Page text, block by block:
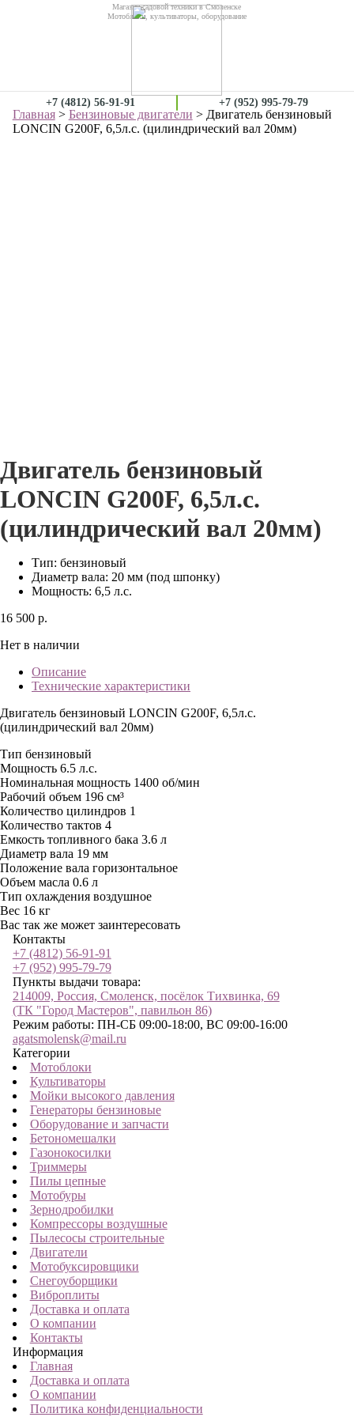
Магазин садовой техники в Смоленске
Мотоблоки, культиваторы, оборудование
+7 (4812) 56-91-91 +7 (952) 995-79-79
Главная> Бензиновые двигатели > Двигатель бензиновый
LONCIN G200F, 6,5л.с. (цилиндрический вал 20мм)
Двигатель бензиновый
LONCIN G200F, 6,5л.с.
(цилиндрический вал 20мм)
Тип: бензиновый
Диаметр вала: 20 мм (под шпонку)
Мощность: 6,5 л.с.
16 500 р.
Нет в наличии
Описание
Технические характеристики
Двигатель бензиновый LONCIN G200F, 6,5л.с.
(цилиндрический вал 20мм)
Тип бензиновый
Мощность 6.5 л.с.
Номинальная мощность 1400 об/мин
Рабочий объем 196 см³
Количество цилиндров 1
Количество тактов 4
Емкость топливного бака 3.6 л
Диаметр вала 19 мм
Положение вала горизонтальное
Объем масла 0.6 л
Тип охлаждения воздушное
Вес 16 кг
Вас так же может заинтересовать
Контакты
+7 (4812) 56-91-91
+7 (952) 995-79-79
Пункты выдачи товара:
214009, Россия, Смоленск, посёлок Тихвинка, 69
(ТК "Город Мастеров", павильон 86)
Режим работы: ПН-СБ 09:00-18:00, ВС 09:00-16:00
agatsmolensk@mail.ru
Категории
Мотоблоки
Культиваторы
Мойки высокого давления
Генераторы бензиновые
Оборудование и запчасти
Бетономешалки
Газонокосилки
Триммеры
Пилы цепные
Мотобуры
Зернодробилки
Компрессоры воздушные
Пылесосы строительные
Двигатели
Мотобуксировщики
Снегоуборщики
Виброплиты
Доставка и оплата
О компании
Контакты
Информация
Главная
Доставка и оплата
О компании
Политика конфиденциальности